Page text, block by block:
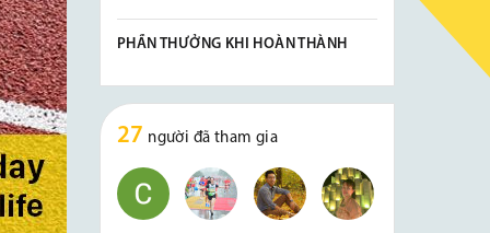
PHẦN THƯỞNG KHI HOÀN THÀNH
27 người đã tham gia